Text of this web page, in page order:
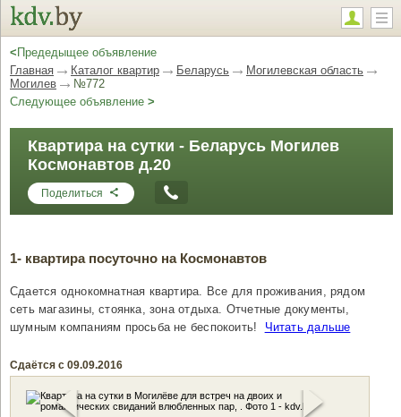
< Предедыщее объявление
Главная
Каталог квартир Беларусь
Могилевская область
Могилев
№772
Следующее объявление >
Квартира на сутки - Беларусь Могилев
Космонавтов д.20
Поделиться
1- квартира посуточно на Космонавтов
Сдается однокомнатная квартира. Все для проживания, рядом
сеть магазины, стоянка, зона отдыха. Отчетные документы,
шумным компаниям просьба не беспокоить!
Читать дальше
Сдаётся с 09.09.2016